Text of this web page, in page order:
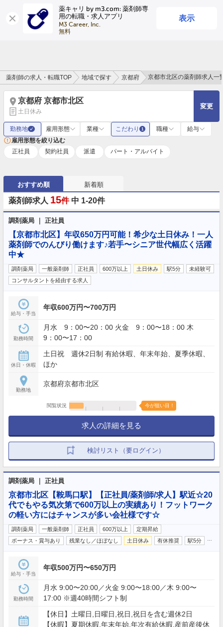
薬キャリ by m3.com: 薬剤師専
用の転職・求人アプリ
M3 Career, Inc.
無料
表示
ログイン
薬剤師の求人・転職TOP 地域で探す 京都府 京都市北区の薬剤師求人一
京都府 京都市北区
土日休み
変更
勤務地 ✓ 雇用形態 業種 こだわり 1 職種
給与
雇用形態を絞り込む
正社員
契約社員 派遣 パート・アルバイト
おすすめ順 新着順
薬剤師求人 15件 中 1-20件
調剤薬局 ｜ 正社員
【京都市北区】年収650万円可能！希少な土日休み！一人
薬剤師でのんびり働けます♪若手〜シニア世代幅広く活躍
中★
調剤薬局 一般薬剤師 正社員 600万以上 土日休み 駅5分
未経験可
コンサルタントを経由する求人
給与・手当
年収600万円〜700万円
勤務時間
月水 9：00〜20：00 火金 9：00〜18：00 木
9：00〜17：00
休日・休暇
土日祝 週休2日制 有給休暇、年末年始、夏季休暇、
ほか
勤務地
京都府京都市北区
閲覧状況 今が狙い目！
求人の詳細を見る
検討リスト（要ログイン）
調剤薬局 ｜ 正社員
京都市北区【鞍馬口駅】【正社員/薬剤師/求人】駅近☆20
代でもやる気次第で600万以上の実績あり！フットワーク
の軽い方にはチャンスが多い会社様です☆
調剤薬局 一般薬剤師 正社員 600万以上
定期昇給
ボーナス・賞与あり
残業なし／ほぼなし 土日休み 有休推奨 駅5分
給与・手当
年収500万円〜650万円
勤務時間
月水 9:00〜20:00／火金 9:00〜18:00／木 9:00〜
17:00 ※週40時間シフト制
【休日】土曜日,日曜日,祝日,祝日を含む週休2日
【休暇】夏期休暇,年末年始,年次有給休暇,産前産後休